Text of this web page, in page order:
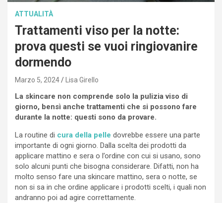
ATTUALITÀ
Trattamenti viso per la notte:
prova questi se vuoi ringiovanire
dormendo
Marzo 5, 2024 Lisa Girello
La skincare non comprende solo la pulizia viso di
giorno, bensì anche trattamenti che si possono fare
durante la notte: questi sono da provare.
La routine di cura della pelle dovrebbe essere una parte
importante di ogni giorno. Dalla scelta dei prodotti da
applicare mattino e sera o l’ordine con cui si usano, sono
solo alcuni punti che bisogna considerare. Difatti, non ha
molto senso fare una skincare mattino, sera o notte, se
non si sa in che ordine applicare i prodotti scelti, i quali non
andranno poi ad agire correttamente.